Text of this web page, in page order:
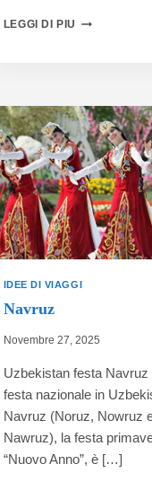
LEGGI DI PIU
IDEE DI VIAGGI
Navruz
Novembre 27, 2025
Uzbekistan festa Navruz
festa nazionale in
Navruz (Noruz, Nowruz
Nawruz), la festa
“Nuovo Anno”, è […]